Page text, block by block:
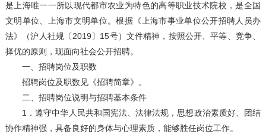
是上海唯一一所以现代都市农业为特色的高等职业技术院校，是全国
文明单位、上海市文明单位。根据《上海市事业单位公开招聘人员办
法》（沪人社规〔2019〕15号）文件精神，按照公开、平等、竞争、
择优的原则，现面向社会公开招聘。
一、招聘岗位及职数
招聘岗位及职数见《招聘简章》。
二、招聘岗位说明与招聘基本条件
1．遵守中华人民共和国宪法、法律法规，思想政治素质好、团结
协作精神强，具备良好的身体与心理素质，能够胜任岗位工作。